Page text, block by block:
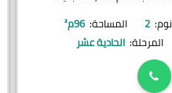
نوم: 2 المساحة: 96م²
المرحلة: الحادية عشر